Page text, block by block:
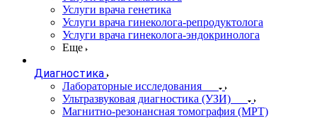
Услуги врача генетика
Услуги врача гинеколога-репродуктолога
Услуги врача гинеколога-эндокринолога
Еще
Диагностика
Лабораторные исследования
Ультразвуковая диагностика (УЗИ)
Магнитно-резонансная томография (МРТ)